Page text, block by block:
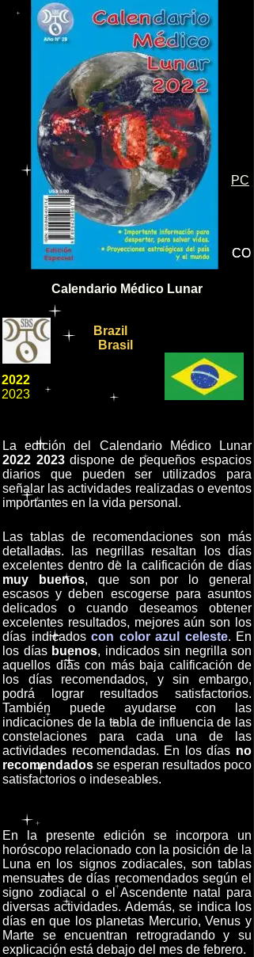
Brazil
Brasil
Calendario Médico Lunar
La edición del Calendario Médico Lunar
2022 2023dispone de pequeños espacios
diarios que pueden ser utilizados para
señalar las actividades realizadas o eventos
importantes en la vida personal.
2022
2023
Las tablas de recomendaciones son más
detalladas. las negrillas resaltan los días
excelentes dentro de la calificación de días
muy buenos, que son por lo general
escasos y deben escogerse para asuntos
delicados o cuando deseamos obtener
excelentes resultados, mejores aún son los
días indicados con color azul celeste. En
los días buenos, indicados sin negrilla son
aquellos días con más baja calificación de
los días recomendados, y sin embargo,
podrá lograr resultados satisfactorios.
También puede ayudarse con las
indicaciones de la tabla de influencia de las
constelaciones para cada una de las
actividades recomendadas. En los días no
recomendados se esperan resultados poco
satisfactorios o indeseables.
PC
CO
CC
En la presente edición se incorpora un
horóscopo relacionado con la posición de la
Luna en los signos zodiacales, son tablas
mensuales de días recomendados según el
signo zodiacal o el Ascendente natal para
diversas actividades. Además, se indica los
días en que los planetas Mercurio, Venus y
Marte se encuentran retrogradando y su
explicación está debajo del mes de febrero.